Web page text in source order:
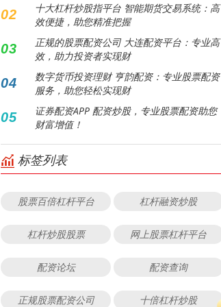
02
十大杠杆炒股指平台 智能期货交易系统：高
效便捷，助您精准把握
03
正规的股票配资公司 大连配资平台：专业高
效，助力投资者实现财
04
数字货币投资理财 亨韵配资：专业股票配资
服务，助您轻松实现财
05
证券配资APP 配资炒股，专业股票配资助您
财富增值！
标签列表
股票百倍杠杆平台 杠杆融资炒股
杠杆炒股股票 网上股票杠杆平台
配资论坛 配资查询
正规股票配资公司 十倍杠杆炒股